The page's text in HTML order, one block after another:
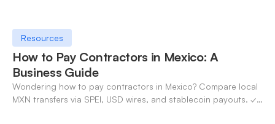
Resources
How to Pay Contractors in Mexico: A
Business Guide
Wondering how to pay contractors in Mexico? Compare local
MXN transfers via SPEI, USD wires, and stablecoin payouts. ✓